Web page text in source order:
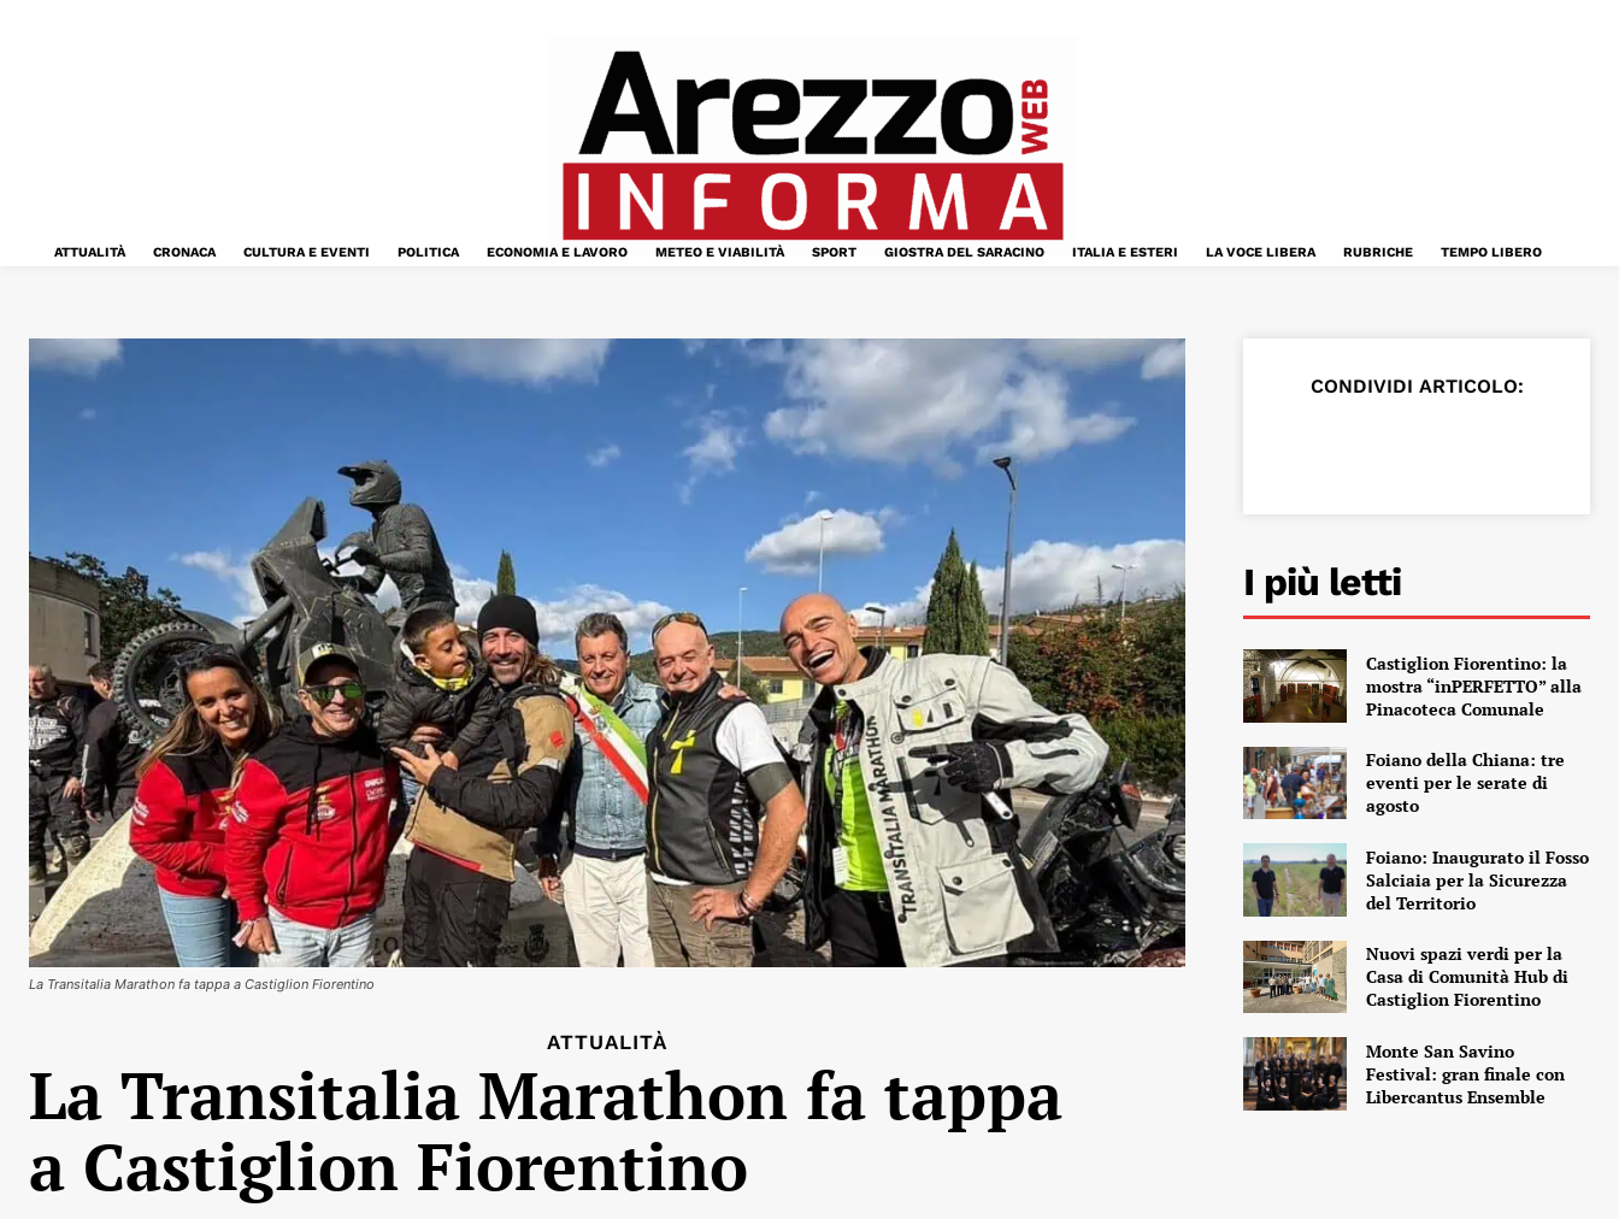
ATTUALITÀ CRONACA CULTURA E EVENTI POLITICA ECONOMIA E LAVORO METEO E VIABILITÀ SPORT GIOSTRA DEL SARACINO ITALIA E ESTERI LA VOCE LIBERA RUBRICHE TEMPO LIBERO
La Transitalia Marathon fa tappa a Castiglion Fiorentino
ATTUALITÀ
La Transitalia Marathon fa tappa
a Castiglion Fiorentino
CONDIVIDI ARTICOLO:
I più letti
Castiglion Fiorentino: la
mostra “inPERFETTO” alla
Pinacoteca Comunale
Foiano della Chiana: tre
eventi per le serate di
agosto
Foiano: Inaugurato il Fosso
Salciaia per la Sicurezza
del Territorio
Nuovi spazi verdi per la
Casa di Comunità Hub di
Castiglion Fiorentino
Monte San Savino
Festival: gran finale con
Libercantus Ensemble